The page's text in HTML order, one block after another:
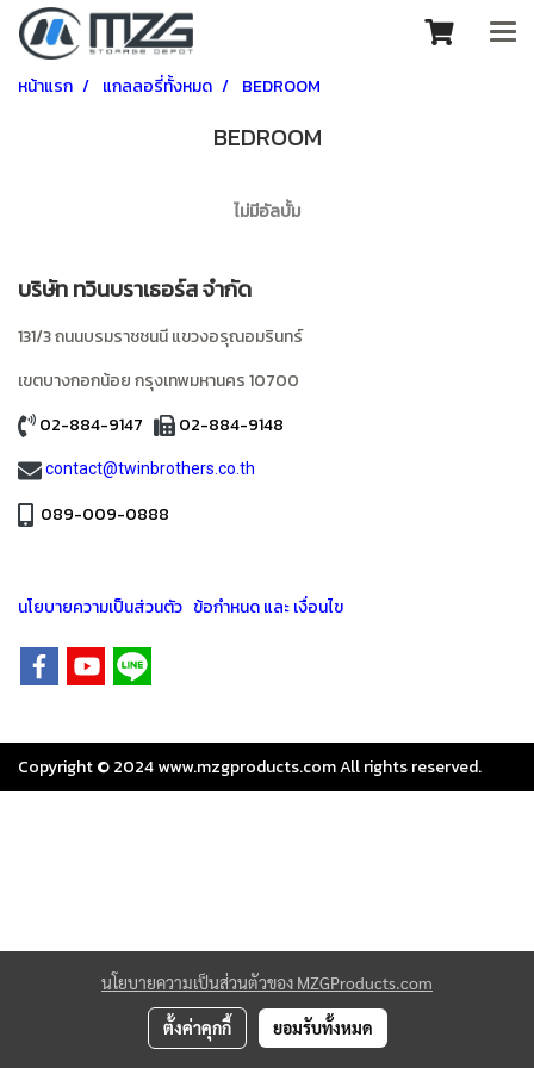
หน้าแรก แกลลอรี่ทั้งหมด BEDROOM
BEDROOM
ไม่มีอัลบั้ม
บริษัท ทวินบราเธอร์ส จำกัด
131/3 ถนนบรมราชชนนี แขวงอรุณอมรินทร์
เขตบางกอกน้อยกรุงเทพมหานคร10700
02-884-9147
02-884-9148
contact@twinbrothers.co.th
089-009-0888
นโยบายความเป็นส่วนตัว ข้อกำหนด และ เงื่อนไข
Copyright © 2024www.mzgproducts.comAll rights reserved.
นโยบายความเป็นส่วนตัวของ MZGProducts.com
ตั้งค่าคุกกี้ ยอมรับทั้งหมด